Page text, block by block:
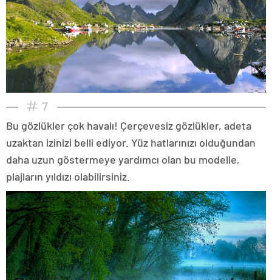
7
Bu gözlükler çok havalı! Çerçevesiz gözlükler, adeta
uzaktan izinizi belli ediyor. Yüz hatlarınızı olduğundan
daha uzun göstermeye yardımcı olan bu modelle,
plajların yıldızı olabilirsiniz.